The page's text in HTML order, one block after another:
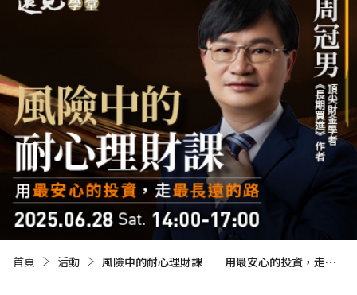
首頁 活動 目前頁面： 風險中的耐心理財課——用最安心的投資，走最長遠的路